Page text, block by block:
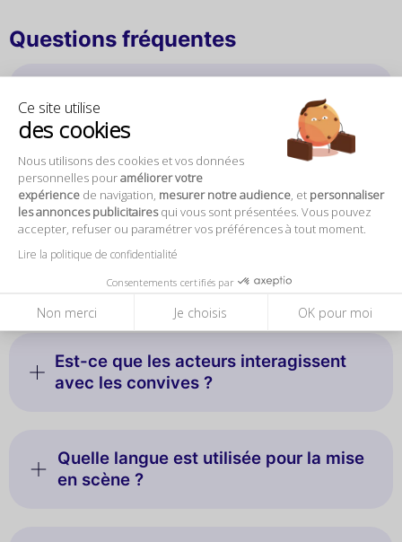
Ce site utilise
des cookies
Nous utilisons des cookies et vos données
personnelles pouraméliorer votre
expérience de navigation, mesurer notre audience , et personnaliser
les annonces publicitairesqui vous sont présentées. Vous pouvez
accepter, refuser ou paramétrer vos préférences à tout moment.
Lire la politique de confidentialité
Consentements certifiés par
Non merci Je choisis OK pour moi
Questions fréquentes
Valentin au Café Étoile 1903 ?
Où se situe le Café Étoile 1903 ?
En quoi consiste l’expérience
immersive ?
Est-ce que les acteurs interagissent
avec les convives ?
Quelle langue est utilisée pour la mise
en scène ?